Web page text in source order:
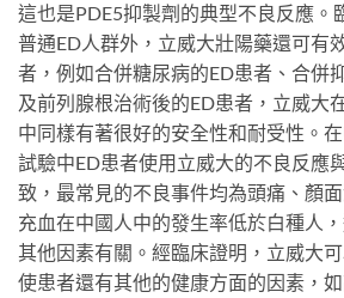
這也是PDE5抑製劑的典型不良反應。
普通ED人群外，立威大壯陽藥還可有
者，例如合併糖尿病的ED患者、合併
及前列腺根治術後的ED患者，立威大
中同樣有著很好的安全性和耐受性。
試驗中ED患者使用立威大的不良反應
致，最常見的不良事件均為頭痛、顏
充血在中國人中的發生率低於白種人
其他因素有關。經臨床證明，立威大
使患者還有其他的健康方面的因素，